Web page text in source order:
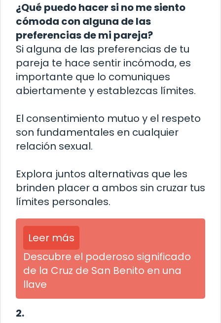
¿Qué puedo hacer si no me siento
cómoda con alguna de las
preferencias de mi pareja?
Si alguna de las preferencias de tu
pareja te hace sentir incómoda, es
importante que lo comuniques
abiertamente y establezcas límites.
El consentimiento mutuo y el respeto
son fundamentales en cualquier
relación sexual.
Explora juntos alternativas que les
brinden placer a ambos sin cruzar tus
límites personales.
Leer más
Descubre el poderoso significado
de la Cruz de San Benito en una
llave
2.